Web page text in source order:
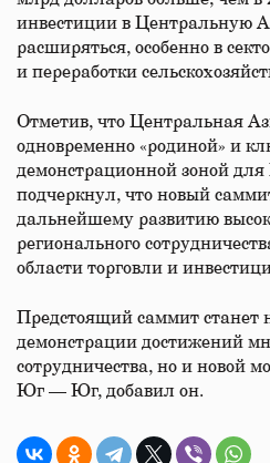
инвестиции в Центральную
расширяться, особенно в
и переработки
Отметив, что Центральная
одновременно «родиной» и
демонстрационной зоной
подчеркнул, что новый
дальнейшему развитию
регионального
области торговли и
Предстоящий саммит станет
демонстрации достижений
сотрудничества, но и новой
Юг — Юг, добавил он.